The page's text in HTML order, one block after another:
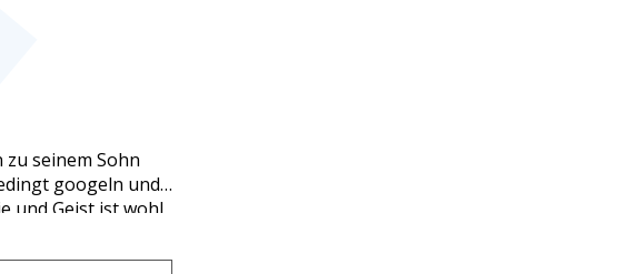
seinem Sohn
googeln und
und Geist ist wohl
mit